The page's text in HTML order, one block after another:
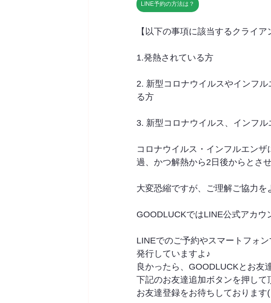
LINE予約の方法は？
【以下の事項に該当するクライ
1.発熱されている方
2. 新型コロナウイルスやインフ
る方
3. 新型コロナウイルス、インフ
コロナウイルス・インフルエン
過、かつ解熱から2日後からとさ
大変恐縮ですが、ご理解ご協力を
GOODLUCKではLINE公式アカ
LINEでのご予約やスマートフォ
発行していますよ♪
良かったら、GOODLUCKとお友
下記のお友達追加ボタンを押して
お友達登録をお待ちしております